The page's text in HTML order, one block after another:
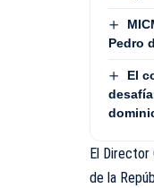
Pedro
El
El Director
de la